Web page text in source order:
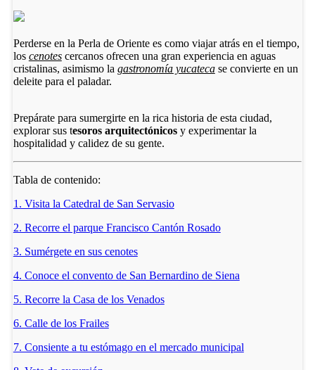
Perderse en la Perla de Oriente es como viajar atrás en el tiempo,
los cenotescercanos ofrecen una gran experiencia en aguas
cristalinas, asimismo la gastronomía yucatecase convierte en un
deleite para el paladar.
Prepárate para sumergirte en la rica historia de esta ciudad,
explorar sus tesoros arquitectónicosy experimentar la
hospitalidad y calidez de su gente.
Tabla de contenido:
1. Visita la Catedral de San Servasio
2. Recorre el parque Francisco Cantón Rosado
3. Sumérgete en sus cenotes
4. Conoce el convento de San Bernardino de Siena
5. Recorre la Casa de los Venados
6. Calle de los Frailes
7. Consiente a tu estómago en el mercado municipal